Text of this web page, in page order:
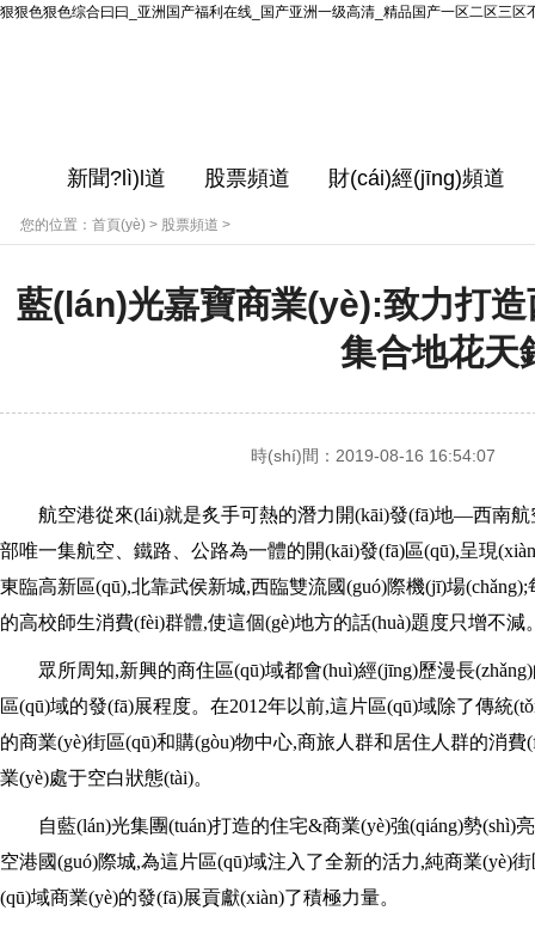
狠狠色狠色综合曰曰_亚洲国产福利在线_国产亚洲一级高清_精品国产一区二区三区
新聞?lì)l道 股票頻道 財(cái)經(jīng)頻道
您的位置： 首頁(yè) > 股票頻道 >
藍(lán)光嘉寶商業(yè):致力打
集合地花天
時(shí)間：2019-08-16 16:54:07
航空港從來(lái)就是炙手可熱的潛力開(kāi)發(fā)地—西南
部唯一集航空、鐵路、公路為一體的開(kāi)發(fā)區(qū),呈現
東臨高新區(qū),北靠武侯新城,西臨雙流國(guó)際機(jī)場
的高校師生消費(fèi)群體,使這個(gè)地方的話(huà)題度只增不減
眾所周知,新興的商住區(qū)域都會(huì)經(jīng)歷漫長
區(qū)域的發(fā)展程度。在2012年以前,這片區(qū)域除了傳統
的商業(yè)街區(qū)和購(gòu)物中心,商旅人群和居住人群的消
業(yè)處于空白狀態(tài)。
自藍(lán)光集團(tuán)打造的住宅&商業(yè)強(qiáng)勢
空港國(guó)際城,為這片區(qū)域注入了全新的活力,純商業(yè)
(qū)域商業(yè)的發(fā)展貢獻(xiàn)了積極力量。